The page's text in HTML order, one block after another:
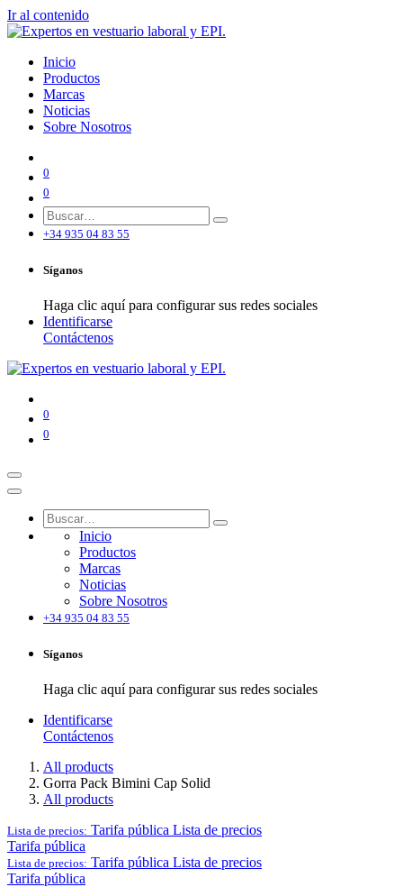
Ir al contenido
Inicio
Productos
Marcas
Noticias
Sobre Nosotros
0
0
+34 935 04 83 55
Síganos
Haga clic aquí para configurar sus redes sociales
Identificarse
Contáctenos
0
0
Inicio
Productos
Marcas
Noticias
Sobre Nosotros
+34 935 04 83 55
Síganos
Haga clic aquí para configurar sus redes sociales
Identificarse
Contáctenos
All products
Gorra Pack Bimini Cap Solid
All products
Lista de precios: Tarifa pública Lista de precios
Tarifa pública
Lista de precios: Tarifa pública Lista de precios
Tarifa pública